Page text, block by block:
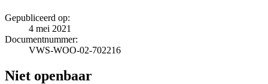
Gepubliceerd op:
4 mei 2021
Documentnummer:
VWS-WOO-02-702216
Niet openbaar